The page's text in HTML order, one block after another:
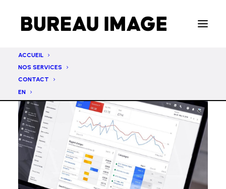
ACCUEIL
NOS SERVICES
CONTACT
EN